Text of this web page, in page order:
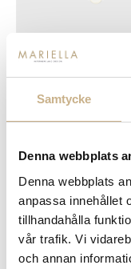
Samtycke
Denna webbplats
Denna webbplats
anpassa innehållet
tillhandahålla
vår trafik. Vi
och annan
Fler varianter
FULCRUM - LIGHT